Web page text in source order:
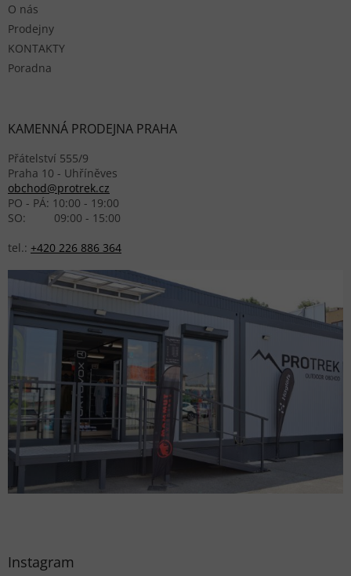
O nás
Prodejny
KONTAKTY
Poradna
KAMENNÁ PRODEJNA PRAHA
Přátelství 555/9
Praha 10 - Uhříněves
obchod@protrek.cz
PO - PÁ: 10:00 - 19:00
SO: 09:00 - 15:00
tel.: +420 226 886 364
Instagram